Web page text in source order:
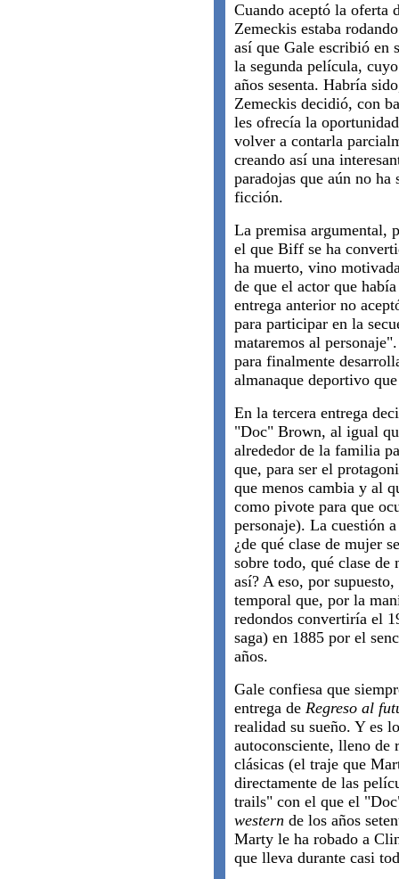
Cuando aceptó la oferta
Zemeckis estaba
así que Gale escribió en
la segunda película,
años sesenta. Habría
Zemeckis decidió, con
les ofrecía la
volver a contarla
creando así una
paradojas que aún no
ficción.
La premisa argumental,
el que Biff se ha
ha muerto, vino
de que el actor que
entrega anterior no
para participar en la
mataremos al
para finalmente
almanaque deportivo
En la tercera entrega
"Doc" Brown, al igual
alrededor de la familia
que, para ser el
que menos cambia y al
como pivote para que
personaje). La cuestión
¿de qué clase de mujer
sobre todo, qué clase de
así? A eso, por
temporal que, por la
redondos convertiría el
saga) en 1885 por el
años.
Gale confiesa que
entrega de Regreso al
realidad su sueño. Y es
autoconsciente, lleno de
clásicas (el traje que
directamente de las
trails" con el que el
western de los años
Marty le ha robado a
que lleva durante casi